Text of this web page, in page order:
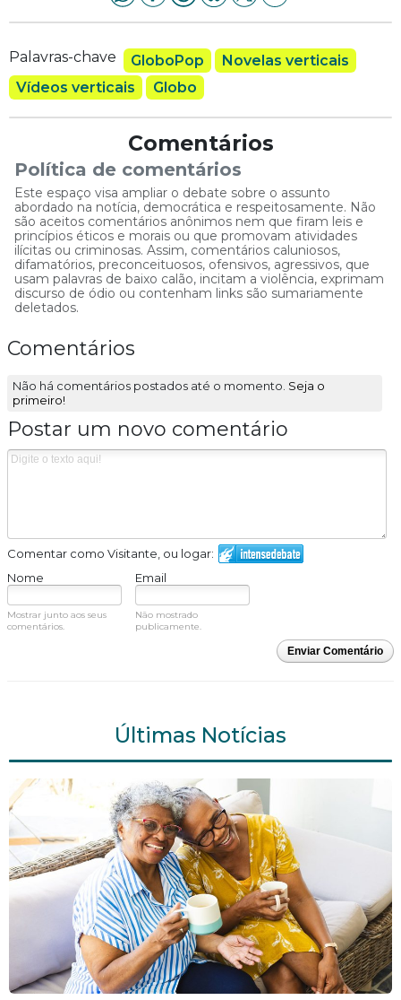
Palavras-chave GloboPop
Novelas verticais
Vídeos verticais
Globo
Comentários
Política de comentários
Este espaço visa ampliar o debate sobre o assunto
abordado na notícia, democrática e respeitosamente. Não
são aceitos comentários anônimos nem que firam leis e
princípios éticos e morais ou que promovam atividades
ilícitas ou criminosas. Assim, comentários caluniosos,
difamatórios, preconceituosos, ofensivos, agressivos, que
usam palavras de baixo calão, incitam a violência, exprimam
discurso de ódio ou contenham links são sumariamente
deletados.
Comentários
Não há comentários postados até o momento. Seja o
primeiro!
Postar um novo comentário
Comentar como Visitante, ou logar:
Nome
Email
Mostrar junto aos seus
comentários.
Não mostrado
publicamente.
Enviar Comentário
Últimas Notícias